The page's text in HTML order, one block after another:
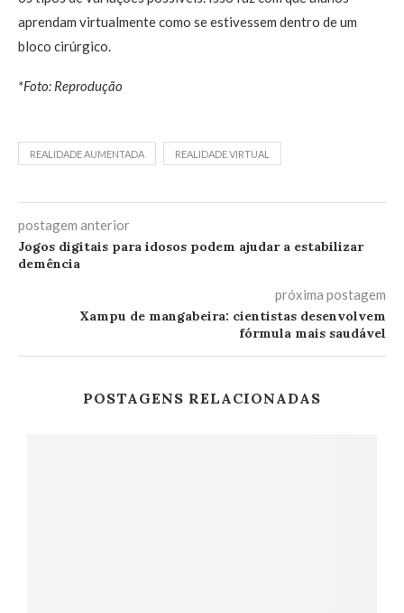
aprendam virtualmente como se estivessem dentro de um
bloco cirúrgico.
*Foto: Reprodução
REALIDADE AUMENTADA REALIDADE VIRTUAL
postagem anterior
Jogos digitais para idosos podem ajudar a estabilizar
demência
próxima postagem
Xampu de mangabeira: cientistas desenvolvem
fórmula mais saudável
POSTAGENS RELACIONADAS